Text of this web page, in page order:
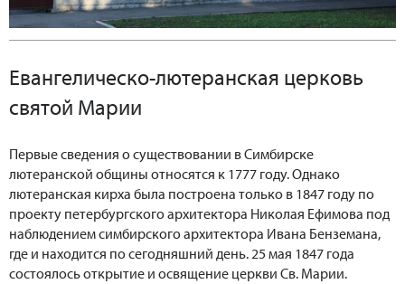
Евангелическо-лютеранская церковь
святой Марии
Первые сведения о существовании в Симбирске
лютеранской общины относятся к 1777 году. Однако
лютеранская кирха была построена только в 1847 году по
проекту петербургского архитектора Николая Ефимова под
наблюдением симбирского архитектора Ивана Бенземана,
где и находится по сегодняшний день. 25 мая 1847 года
состоялось открытие и освящение церкви Св. Марии.